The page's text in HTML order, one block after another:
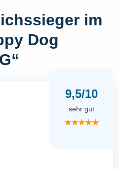
im
Dog
9,5/10
sehr gut
★★★★★